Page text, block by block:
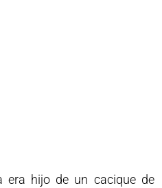
era hijo de un cacique de